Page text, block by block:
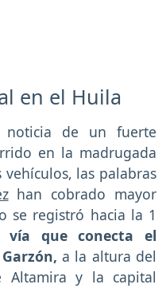
en el Huila
noticia de un fuerte
en la madrugada
las palabras
han cobrado mayor
se registró hacia la 1
vía que conecta el
a la altura del
Altamira y la capital